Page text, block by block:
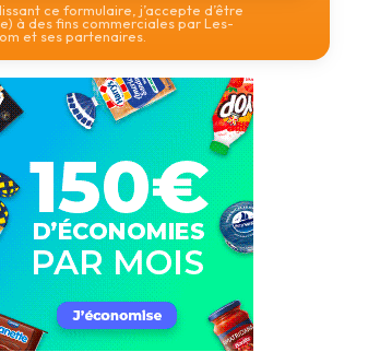
ce formulaire, j’accepte d’être
à des fins commerciales par Les-
et ses partenaires.